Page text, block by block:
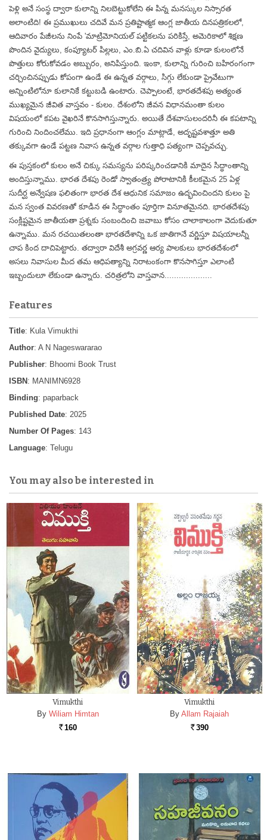
పెళ్లి అనే సంస్థ ద్వారా కులాన్ని నిలబెట్టుకోలేని ఈ పిన్న మనస్కుల నిస్సారత
అలాంటిది! ఈ ప్రముఖులు చదివే మన ప్రతిష్టాత్మక ఆంగ్ల జాతీయ దినపత్రికలలో,
ఆదివారం పేజీలను నింపే 'మాట్రిమోనియల్ పట్టికలను పరికిస్తే, అమెరికాలో శిక్షణ
పొందిన వైద్యులు, కంప్యూటర్ పిల్లలు, ఎం.బి.ఏ చదివిన వాళ్లు కూడా కులంలోనే
పొత్తులు కోరుకోవడం అబ్బురం, అనిపిస్తుంది. ఇంకా, కులాన్ని గురించి బహిరంగంగా
చర్చించినప్పుడు కోపంగా ఉండే ఈ ఉన్నత వర్గాలు, సిగ్గు లేకుండా ప్రైవేటుగా
అన్నింటిలోనూ కులానికే కట్టుబడి ఉంటారు. చెప్పాలంటే, భారతదేశపు అత్యంత
ముఖ్యమైన జీవిత వాస్తవం - కులం. దేశంలోని జీవన విధానమంతా కులం
విషయంలో కపట వైఖరినే కొనసాగిస్తున్నారు. అయితే దేశవాసులందరినీ ఈ కపటాన్ని
గురించి నిందించలేము. ఇది ప్రధానంగా ఆంగ్లం మాట్లాడే, అదృష్టవశాత్తూ అతి
తక్కువగా ఉండే పట్టణ నివాస ఉన్నత వర్గాల గుత్తాధి పత్యంగా చెప్పవచ్చు.
ఈ పుస్తకంలో కులం అనే చిక్కు సమస్యను పరిష్కరించడానికి మాదైన సిద్ధాంతాన్ని
అందిస్తున్నాము. భారత దేశపు రెండో స్వాతంత్ర్య పోరాటానికి కీలకమైన 25 ఏళ్ల
సుదీర్ఘ అన్వేషణ ఫలితంగా భారత దేశ ఆధునిక సమాజం ఉద్భవించిందని కులం పై
మన స్వంత వివరణతో కూడిన ఈ సిద్ధాంతం పూర్తిగా వినూతమైనది. భారతదేశపు
సంక్లిష్టమైన జాతీయతా ప్రశ్నకు సంబందించి జవాబు కోసం చాలాకాలంగా వెదుకుతూ
ఉన్నాము. మన రచయితలంతా భారతదేశాన్ని ఒక జాతిగానే వర్ణిస్తూ విషయాలన్నీ
చాప కింద దాచిపెట్టారు. తద్వారా విదేశీ అగ్రవర్ణ ఆర్య పాలకులు భారతదేశంలో
అసలు నివాసుల మీద తమ ఆధిపత్యాన్ని నిరాటంకంగా కొనసాగిస్తూ ఎలాంటి
ఇబ్బందులూ లేకుండా ఉన్నారు. చరిత్రలోని వాస్తవాన....................
Features
Title: Kula Vimukthi
Author: A N Nageswararao
Publisher: Bhoomi Book Trust
ISBN : MANIMN6928
Binding: paparback
Published Date: 2025
Number Of Pages: 143
Language: Telugu
You may also be interested in
Vimukthi
By Wiliam Himtan
Rs. 160
Vimukthi
By Allam Rajaiah
Rs. 390